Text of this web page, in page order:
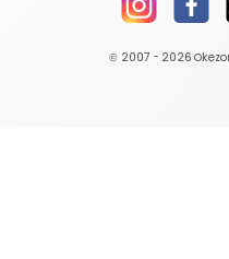
© 2007 - 2026